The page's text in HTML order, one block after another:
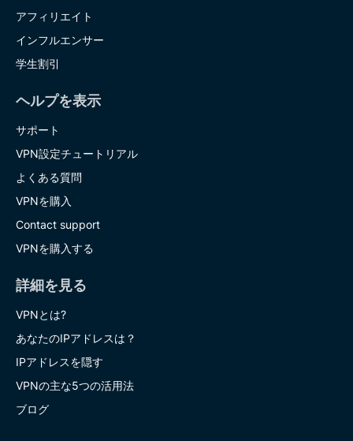
アフィリエイト
インフルエンサー
学生割引
ヘルプを表示
サポート
VPN設定チュートリアル
よくある質問
VPNを購入
Contact support
VPNを購入する
詳細を見る
VPNとは?
あなたのIPアドレスは？
IPアドレスを隠す
VPNの主な5つの活用法
ブログ